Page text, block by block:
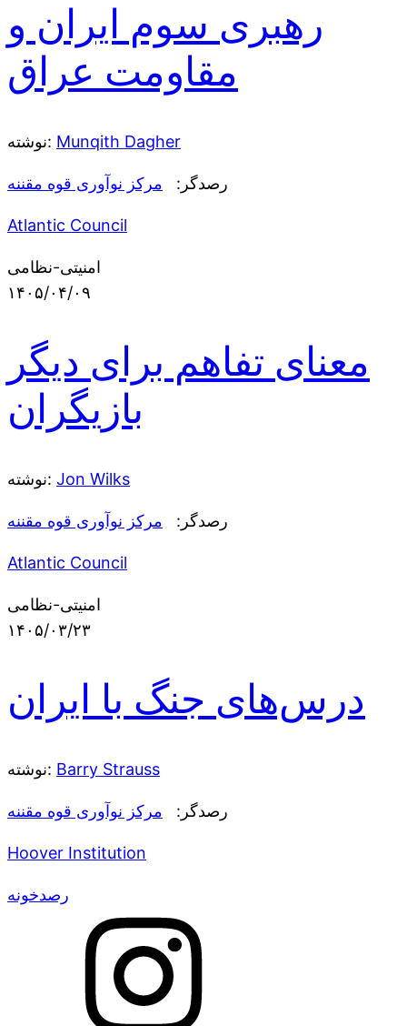
رهبری سوم ایران و
مقاومت عراق
نوشته: Munqith Dagher
رصدگر: مرکز نوآوری قوه مقننه
Atlantic Council
امنیتی-نظامی
۱۴۰۵/۰۴/۰۹
معنای تفاهم برای دیگر
بازیگران
نوشته: Jon Wilks
رصدگر: مرکز نوآوری قوه مقننه
Atlantic Council
امنیتی-نظامی
۱۴۰۵/۰۳/۲۳
درس‌های جنگ با ایران
نوشته: Barry Strauss
رصدگر: مرکز نوآوری قوه مقننه
Hoover Institution
رصدخونه